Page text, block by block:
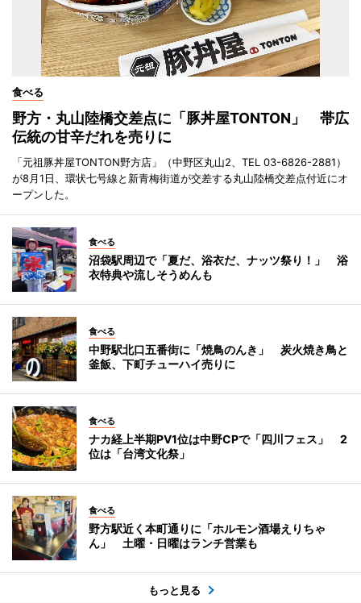
食べる
野方・丸山陸橋交差点に「豚丼屋TONTON」 帯広
伝統の甘辛だれを売りに
「元祖豚丼屋TONTON野方店」（中野区丸山2、TEL 03-6826-2881）
が8月1日、環状七号線と新青梅街道が交差する丸山陸橋交差点付近にオ
ープンした。
食べる
沼袋駅周辺で「夏だ、浴衣だ、ナッツ祭り！」 浴
衣特典や流しそうめんも
食べる
中野駅北口五番街に「焼鳥のんき」 炭火焼き鳥と
釜飯、下町チューハイ売りに
食べる
ナカ経上半期PV1位は中野CPで「四川フェス」 2
位は「台湾文化祭」
食べる
野方駅近く本町通りに「ホルモン酒場えりちゃ
ん」 土曜・日曜はランチ営業も
もっと見る